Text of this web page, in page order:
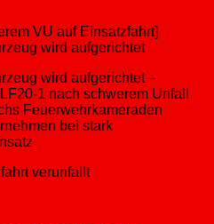
wird aufgerichtet –
1 nach schwerem Unfall
Feuerwehrkameraden
bei stark
verunfallt